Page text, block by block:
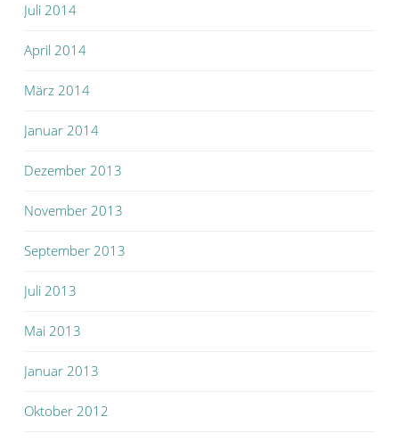
Juli 2014
April 2014
März 2014
Januar 2014
Dezember 2013
November 2013
September 2013
Juli 2013
Mai 2013
Januar 2013
Oktober 2012